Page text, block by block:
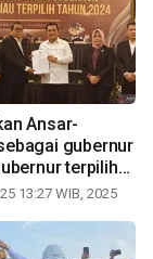
Ansar-
gubernur
terpilih
2030
13:27 WIB, 2025